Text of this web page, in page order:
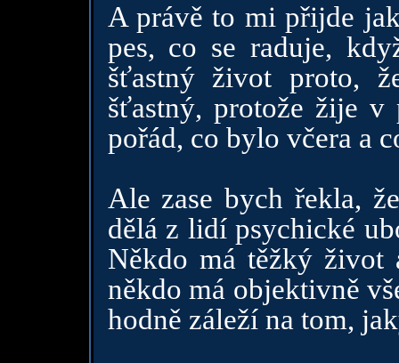
A právě to mi přijde
pes, co se raduje,
šťastný život proto,
šťastný, protože žije v
pořád, co bylo včera a
Ale zase bych řekla,
dělá z lidí psychické
Někdo má těžký život
někdo má objektivně
hodně záleží na tom,